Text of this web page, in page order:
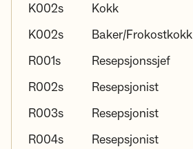
K002s
Kokk
K002s
Baker/Frokostkokk
R001s
Resepsjonssjef
R002s
Resepsjonist
R003s
Resepsjonist
R004s
Resepsjonist